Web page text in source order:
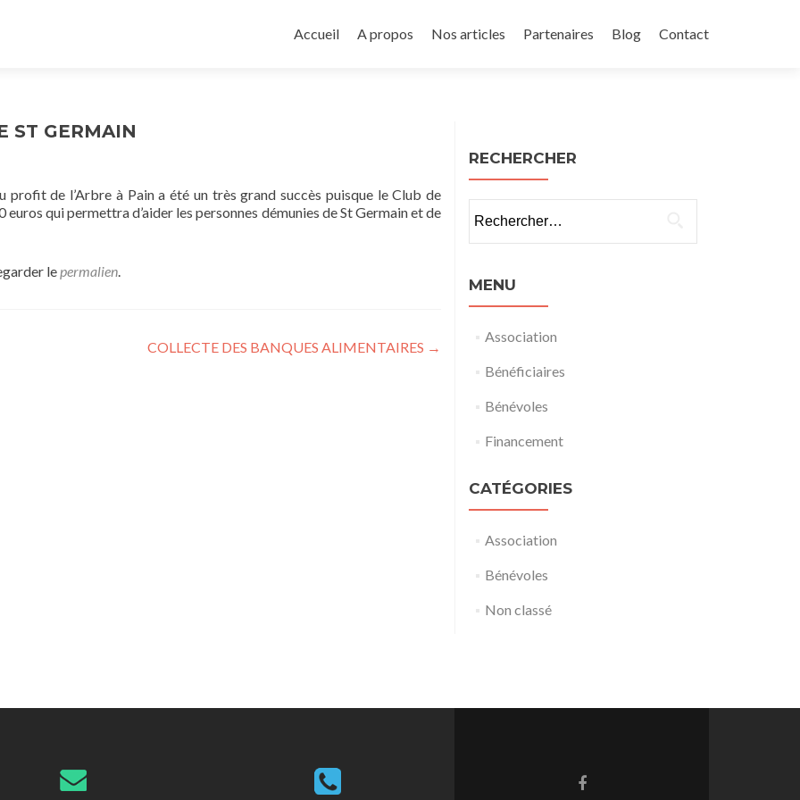
au
Accueil A propos Nos articles Partenaires Blog Contact
ST GERMAIN
de l’Arbre à Pain a été un très grand succès puisque le Club de
euros qui permettra d’aider les personnes démunies de St Germain et de
lepermalien.
COLLECTE DES BANQUES ALIMENTAIRES →
RECHERCHER
MENU
Association
Bénéficiaires
Bénévoles
Financement
CATÉGORIES
Association
Bénévoles
Non classé
Go